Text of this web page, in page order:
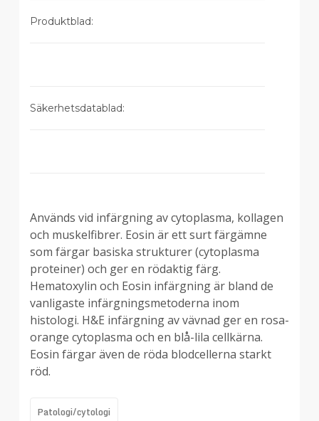
Produktblad:
Säkerhetsdatablad:
Beskrivning
Används vid infärgning av cytoplasma, kollagen
och muskelfibrer. Eosin är ett surt färgämne
som färgar basiska strukturer (cytoplasma
proteiner) och ger en rödaktig färg.
Hematoxylin och Eosin infärgning är bland de
vanligaste infärgningsmetoderna inom
histologi. H&E infärgning av vävnad ger en rosa-
orange cytoplasma och en blå-lila cellkärna.
Eosin färgar även de röda blodcellerna starkt
röd.
Nyckelord
Patologi/cytologi